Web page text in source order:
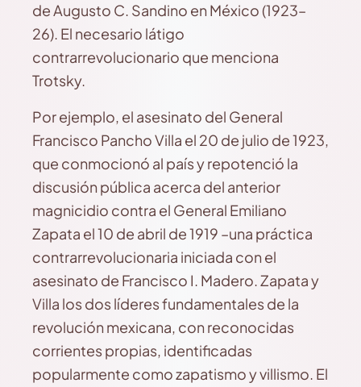
de Augusto C. Sandino en México (1923–
26). El necesario látigo
contrarrevolucionario que menciona
Trotsky.
Por ejemplo, el asesinato del General
Francisco Pancho Villa el 20 de julio de 1923,
que conmocionó al país y repotenció la
discusión pública acerca del anterior
magnicidio contra el General Emiliano
Zapata el 10 de abril de 1919 –una práctica
contrarrevolucionaria iniciada con el
asesinato de Francisco I. Madero. Zapata y
Villa los dos líderes fundamentales de la
revolución mexicana, con reconocidas
corrientes propias, identificadas
popularmente como zapatismo y villismo. El